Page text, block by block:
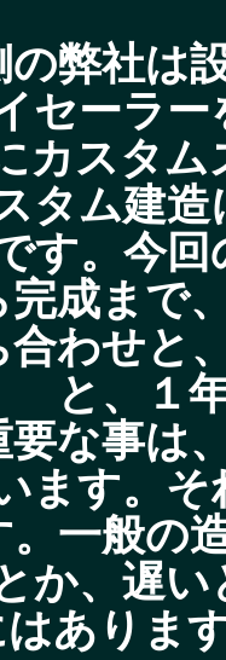
弊社は
セーラ
カスタ
タム建
す。今
完成まで
わせと
と、１
な事は
ます。
一般の
か、遅
ありま